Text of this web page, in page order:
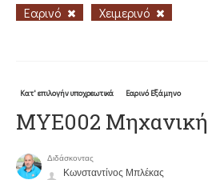
Εαρινό Χειμερινό
Κατ' επιλογήν υποχρεωτικά Εαρινό Εξάμηνο
ΜΥΕ002
Διδάσκοντας
Κωνσταντίνος Μπλέκας